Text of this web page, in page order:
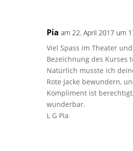
Pia am 22. April 2017 um
Viel Spass im Theater
Bezeichnung des Kurses
Natürlich musste ich
Rote Jacke bewundern,
Kompliment ist
wunderbar.
L G Pia